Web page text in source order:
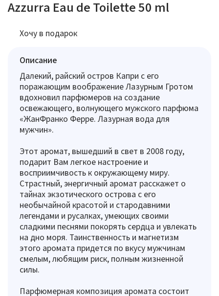
Azzurra Eau de Toilette 50 ml
Хочу в подарок
Описание
Далекий, райский остров Капри с его
поражающим воображение Лазурным Гротом
вдохновил парфюмеров на создание
освежающего, волнующего мужского парфюма
«ЖанФранко Ферре. Лазурная вода для
мужчин».
Этот аромат, вышедший в свет в 2008 году,
подарит Вам легкое настроение и
восприимчивость к окружающему миру.
Страстный, энергичный аромат расскажет о
тайнах экзотического острова с его
необычайной красотой и стародавними
легендами и русалках, умеющих своими
сладкими песнями покорять сердца и увлекать
на дно моря. Таинственность и магнетизм
этого аромата придется по вкусу мужчинам
смелым, любящим риск, полным жизненной
силы.
Парфюмерная композиция аромата состоит